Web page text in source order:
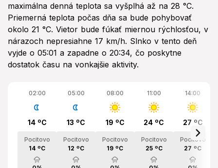
maximálna denná teplota sa vyšplhá až na 28 °C.
Priemerná teplota počas dňa sa bude pohybovať
okolo 21 °C. Vietor bude fúkať miernou rýchlosťou, v
nárazoch nepresiahne 17 km/h. Slnko v tento deň
vyjde o 05:01 a zapadne o 20:34, čo poskytne
dostatok času na vonkajšie aktivity.
02:00
14 ºC
Pocitovo
14 ºC
05:00
13 ºC
Pocitovo
12 ºC
08:00
19 ºC
Pocitovo
19 ºC
11:00
24 ºC
Pocitovo
25 ºC
14:00
27 ºC
Pocitovo
27 ºC